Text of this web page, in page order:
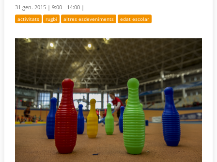
31 gen. 2015 |9:00 - 14:00 |
activitats rugbi altres esdeveniments edat escolar